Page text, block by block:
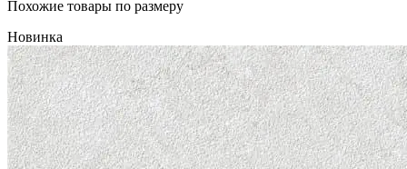
Похожие товары по размеру
Новинка